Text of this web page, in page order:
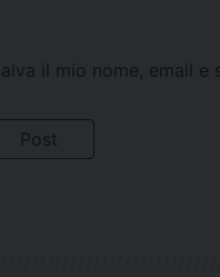
il mio nome, email